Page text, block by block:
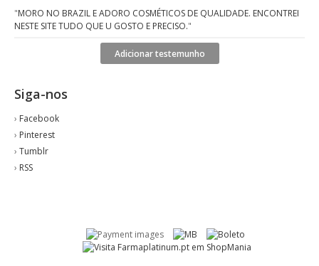
"MORO NO BRAZIL E ADORO COSMÉTICOS DE QUALIDADE. ENCONTREI
NESTE SITE TUDO QUE U GOSTO E PRECISO."
Adicionar testemunho
Siga-nos
› Facebook
› Pinterest
› Tumblr
› RSS